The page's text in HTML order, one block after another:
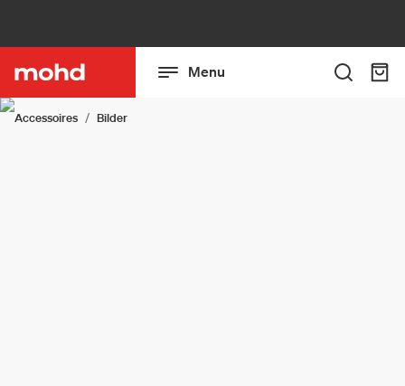
Menu
Accessoires Bilder